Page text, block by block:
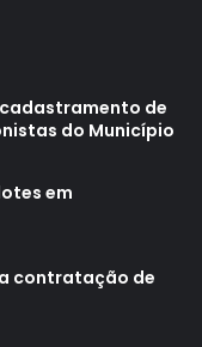
de
do Município
em
contratação de